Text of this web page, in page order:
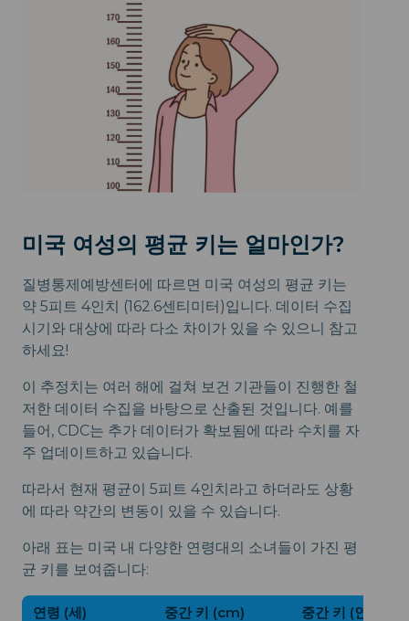
미국 여성의 평균 키는 얼마인가?
질병통제예방센터에 따르면 미국 여성의 평균 키는
약 5피트 4인치 (162.6센티미터)입니다. 데이터 수집
시기와 대상에 따라 다소 차이가 있을 수 있으니 참고
하세요!
이 추정치는 여러 해에 걸쳐 보건 기관들이 진행한 철
저한 데이터 수집을 바탕으로 산출된 것입니다. 예를
들어, CDC는 추가 데이터가 확보됨에 따라 수치를 자
주 업데이트하고 있습니다.
따라서 현재 평균이 5피트 4인치라고 하더라도 상황
에 따라 약간의 변동이 있을 수 있습니다.
아래 표는 미국 내 다양한 연령대의 소녀들이 가진 평
균 키를 보여줍니다:
연령 (세) 중간 키 (cm)
중간 키 (인치)